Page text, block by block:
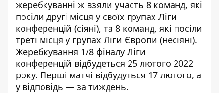
жеребкуванні ж взяли участь 8 команд, які
посіли другі місця у своїх групах Ліги
конференцій (сіяні), та 8 команд, які посіли
треті місця у групах Ліги Європи (несіяні).
Жеребкування 1/8 фіналу Ліги
конференцій відбудеться 25 лютого 2022
року. Перші матчі відбудуться 17 лютого, а
у відповідь — за тиждень.